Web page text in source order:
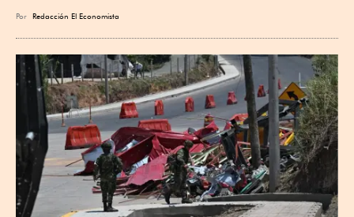
Por Redacción El Economista